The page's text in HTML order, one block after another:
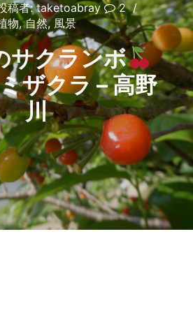
稿者:taketoabray
2
物,自然, 風景
サクランボ
ザクラ – 高野
川